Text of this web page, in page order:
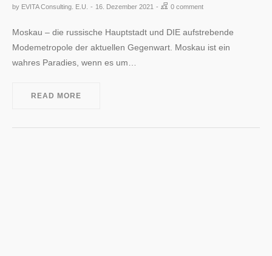
by EVITA Consulting. E.U. 16. Dezember 2021 0 comment
Moskau – die russische Hauptstadt und DIE aufstrebende
Modemetropole der aktuellen Gegenwart. Moskau ist ein
wahres Paradies, wenn es um…
READ MORE